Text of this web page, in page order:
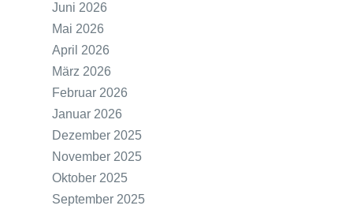
Juni 2026
Mai 2026
April 2026
März 2026
Februar 2026
Januar 2026
Dezember 2025
November 2025
Oktober 2025
September 2025